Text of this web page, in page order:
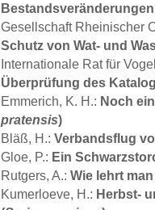
Gesellschaft Rheinischer
Schutz von Wat- und
Internationale Rat für
Überprüfung des
Emmerich, K. H.: Noch
pratensis)
Bläß, H.: Verbandsflug
Gloe, P.: Ein
Rutgers, A.: Wie lehrt
Kumerloeve, H.: Herbst-